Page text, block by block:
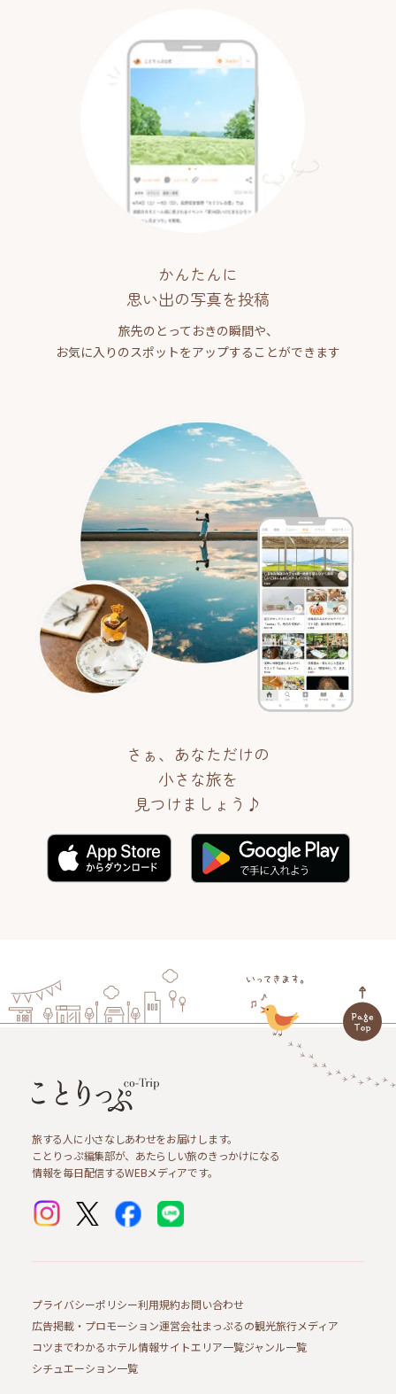
かんたんに
思い出の写真を投稿
旅先のとっておきの瞬間や、
お気に入りのスポットをアップすることができます
さぁ、あなただけの
小さな旅を
見つけましょう♪
旅する人に小さなしあわせをお届けします。
ことりっぷ編集部が、あたらしい旅のきっかけになる
情報を毎日配信するWEBメディアです。
プライバシーポリシー利用規約お問い合わせ
広告掲載・プロモーション運営会社まっぷるの観光旅行メディア
コツまでわかるホテル情報サイトエリア一覧ジャンル一覧
シチュエーション一覧